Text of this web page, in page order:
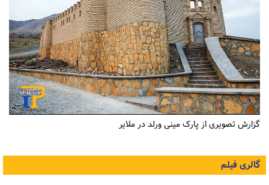
گزارش تصویری از پارک مینی ورلد در ملایر
گالری فیلم